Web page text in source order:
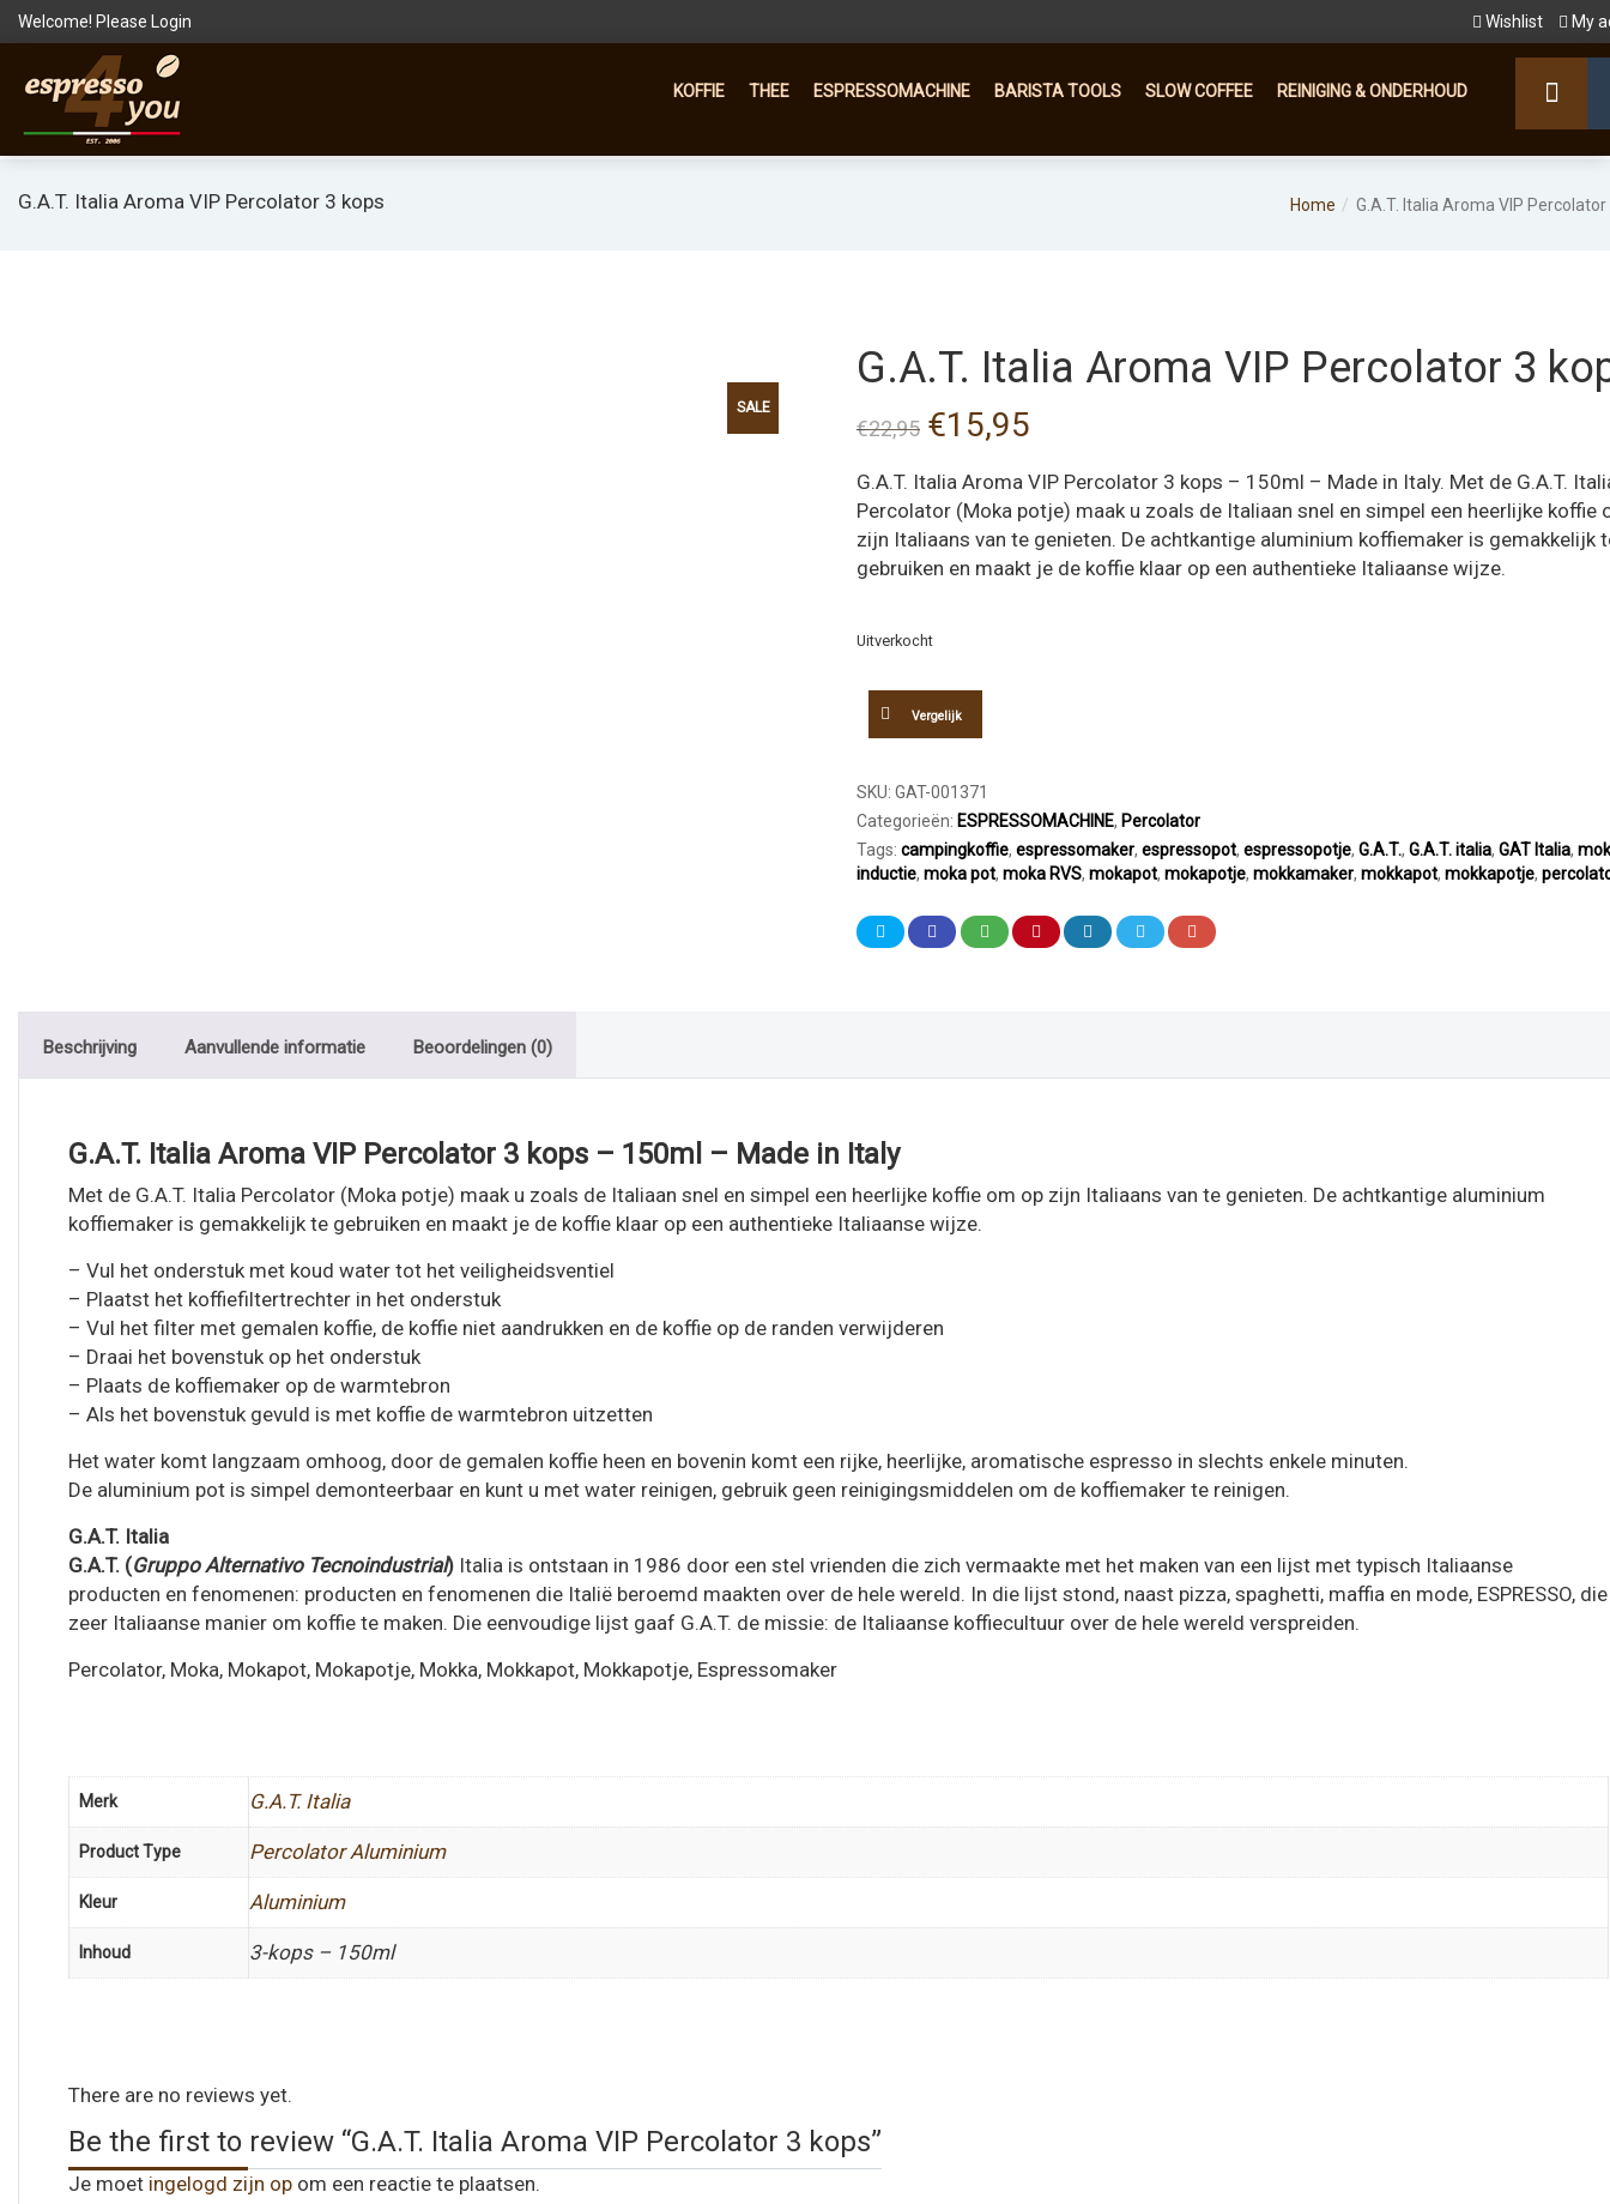
Welcome! Please Login Wishlist My
KOFFIE THEE ESPRESSOMACHINE BARISTA TOOLS SLOW COFFEE REINIGING & ONDERHOUD
G.A.T. Italia Aroma VIP Percolator 3 kops Home G.A.T. Italia Aroma VIP
SALE
G.A.T. Italia Aroma VIP Percolator 3
€22,95 Oorspronkelijke
was:
€22,95.
€15,95
is:
€15,95.
G.A.T. Italia Aroma VIP Percolator 3 kops – 150ml – Made in Italy. Met de G.A.T.
Percolator (Moka potje) maak u zoals de Italiaan snel en simpel een heerlijke koffie
zijn Italiaans van te genieten. De achtkantige aluminium koffiemaker is gemakkelijk
gebruiken en maakt je de koffie klaar op een authentieke Italiaanse wijze.
Uitverkocht
Vergelijk
SKU: GAT-001371
Categorieën: ESPRESSOMACHINE, Percolator
Tags: campingkoffie, espressomaker, espressopot, espressopotje, G.A.T., G.A.T. italia, GAT Italia,
inductie, moka pot, moka RVS, mokapot, mokapotje, mokkamaker, mokkapot, mokkapotje,
Beschrijving Aanvullende informatie Beoordelingen (0)
G.A.T. Italia Aroma VIP Percolator 3 kops – 150ml – Made in Italy
Met de G.A.T. Italia Percolator (Moka potje) maak u zoals de Italiaan snel en simpel een heerlijke koffie om op zijn Italiaans van te genieten. De achtkantige aluminium
koffiemaker is gemakkelijk te gebruiken en maakt je de koffie klaar op een authentieke Italiaanse wijze.
– Vul het onderstuk met koud water tot het veiligheidsventiel
– Plaatst het koffiefiltertrechter in het onderstuk
– Vul het filter met gemalen koffie, de koffie niet aandrukken en de koffie op de randen verwijderen
– Draai het bovenstuk op het onderstuk
– Plaats de koffiemaker op de warmtebron
– Als het bovenstuk gevuld is met koffie de warmtebron uitzetten
Het water komt langzaam omhoog, door de gemalen koffie heen en bovenin komt een rijke, heerlijke, aromatische espresso in slechts enkele minuten.
De aluminium pot is simpel demonteerbaar en kunt u met water reinigen, gebruik geen reinigingsmiddelen om de koffiemaker te reinigen.
G.A.T. Italia
G.A.T. (Gruppo Alternativo Tecnoindustrial) Italia is ontstaan in 1986 door een stel vrienden die zich vermaakte met het maken van een lijst met typisch Italiaanse
producten en fenomenen: producten en fenomenen die Italië beroemd maakten over de hele wereld. In die lijst stond, naast pizza, spaghetti, maffia en mode, ESPRESSO, die
zeer Italiaanse manier om koffie te maken. Die eenvoudige lijst gaaf G.A.T. de missie: de Italiaanse koffiecultuur over de hele wereld verspreiden.
Percolator, Moka, Mokapot, Mokapotje, Mokka, Mokkapot, Mokkapotje, Espressomaker
Merk G.A.T. Italia
Product Type Percolator Aluminium
Kleur Aluminium
Inhoud 3-kops – 150ml
There are no reviews yet.
Be the first to review “G.A.T. Italia Aroma VIP Percolator 3 kops”
Je moet ingelogd zijn op om een reactie te plaatsen.